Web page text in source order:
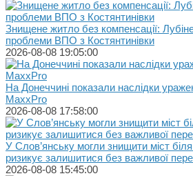
Знищене житло без компенсації:
проблеми ВПО з Костянтинівки
2026-08-08 19:05:00
На Донеччині показали наслідки
MaxxPro
2026-08-08 17:58:00
У Слов’янську могли знищити міст
ризикує залишитися без важливої
2026-08-08 15:45:00